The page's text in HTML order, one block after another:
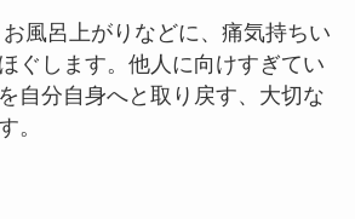
お風呂上がりなどに、痛気持ちい
ぐします。他人に向けすぎてい
自分自身へと取り戻す、大切な
。